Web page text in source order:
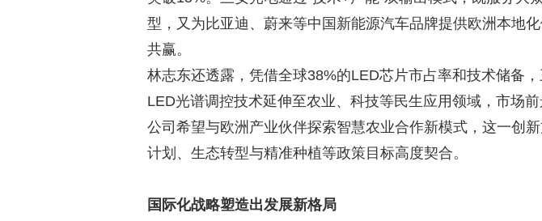
型，又为比亚迪、蔚来等中国新能源汽车品牌提供欧洲本地
共赢。
林志东还透露，凭借全球38%的LED芯片市占率和技术储备
LED光谱调控技术延伸至农业、科技等民生应用领域，市场前
公司希望与欧洲产业伙伴探索智慧农业合作新模式，这一创
计划、生态转型与精准种植等政策目标高度契合。
国际化战略塑造出发展新格局